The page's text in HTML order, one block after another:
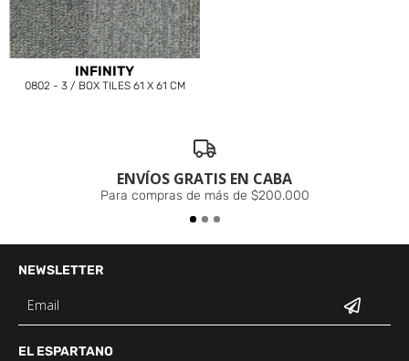
INFINITY
0802 - 3 / BOX TILES 61 X 61 CM
ENVÍOS GRATIS EN CABA
Para compras de más de $200.000
NEWSLETTER
EL ESPARTANO